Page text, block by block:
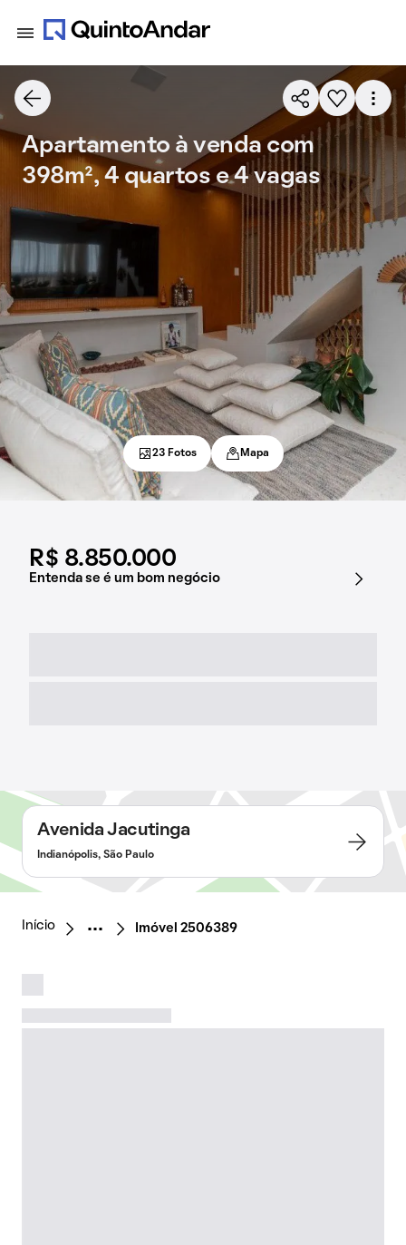
R$ 8.850.000
Entenda se é um bom negócio
Apartamento à venda com
398m², 4 quartos e 4 vagas
23 Fotos Mapa
Avenida Jacutinga
Indianópolis, São Paulo
Início Imóvel 2506389